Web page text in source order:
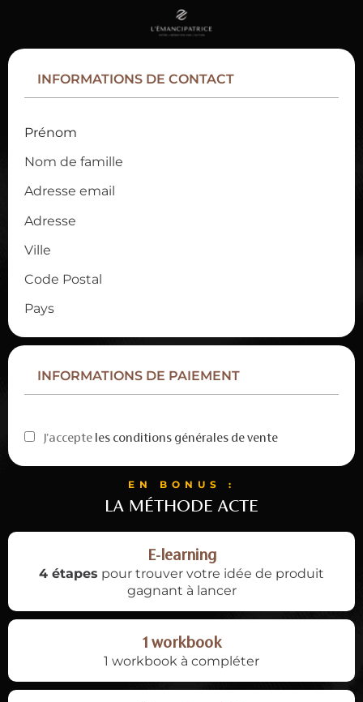
INFORMATIONS DE CONTACT
Prénom
Nom de famille
Adresse email
Adresse
Ville
Code Postal
Pays
INFORMATIONS DE PAIEMENT
J'accepte les conditions générales de vente
EN BONUS :
LA MÉTHODE ACTE
E-learning
4 étapes pour trouver votre idée de produit
gagnant à lancer
1 workbook
1 workbook à compléter